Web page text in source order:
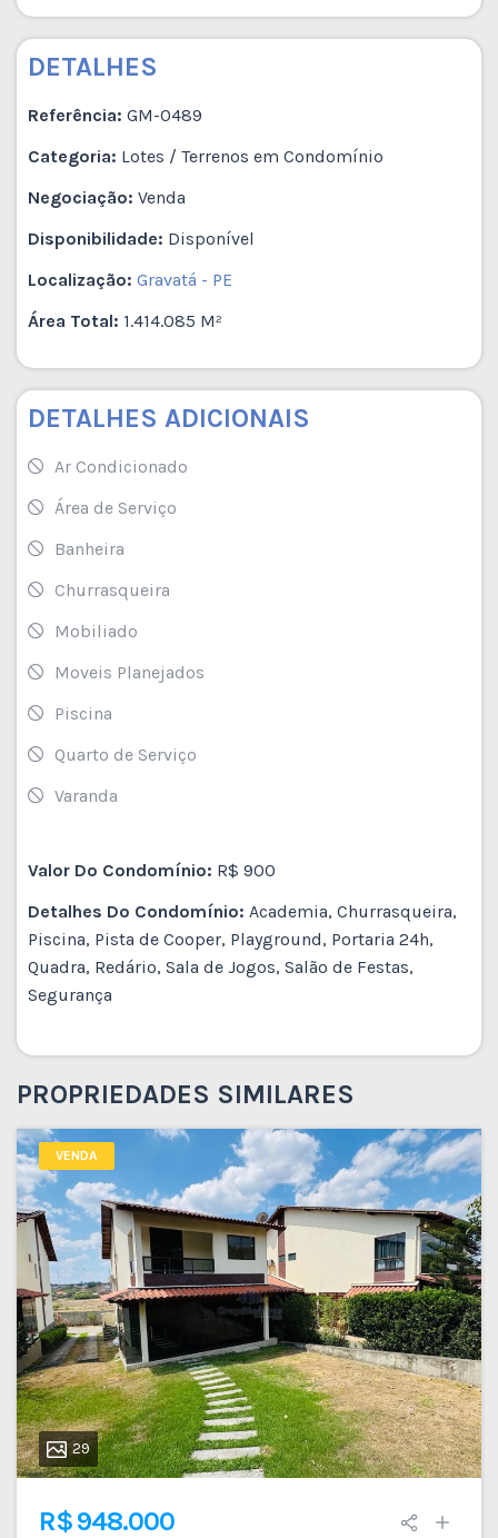
DETALHES
Referência: GM-0489
Categoria: Lotes / Terrenos em Condomínio
Negociação: Venda
Disponibilidade: Disponível
Localização: Gravatá - PE
Área Total:
1.414.085 M²
DETALHES ADICIONAIS
Ar Condicionado
Área de Serviço
Banheira
Churrasqueira
Mobiliado
Moveis Planejados
Piscina
Quarto de Serviço
Varanda
Valor Do Condomínio: R$ 900
Detalhes Do Condomínio: Academia, Churrasqueira,
Piscina, Pista de Cooper, Playground, Portaria 24h,
Quadra, Redário, Sala de Jogos, Salão de Festas,
Segurança
PROPRIEDADES SIMILARES
VENDA
29
R$ 948.000